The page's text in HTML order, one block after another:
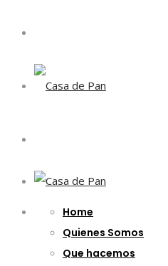
Home
Quienes Somos
Que hacemos